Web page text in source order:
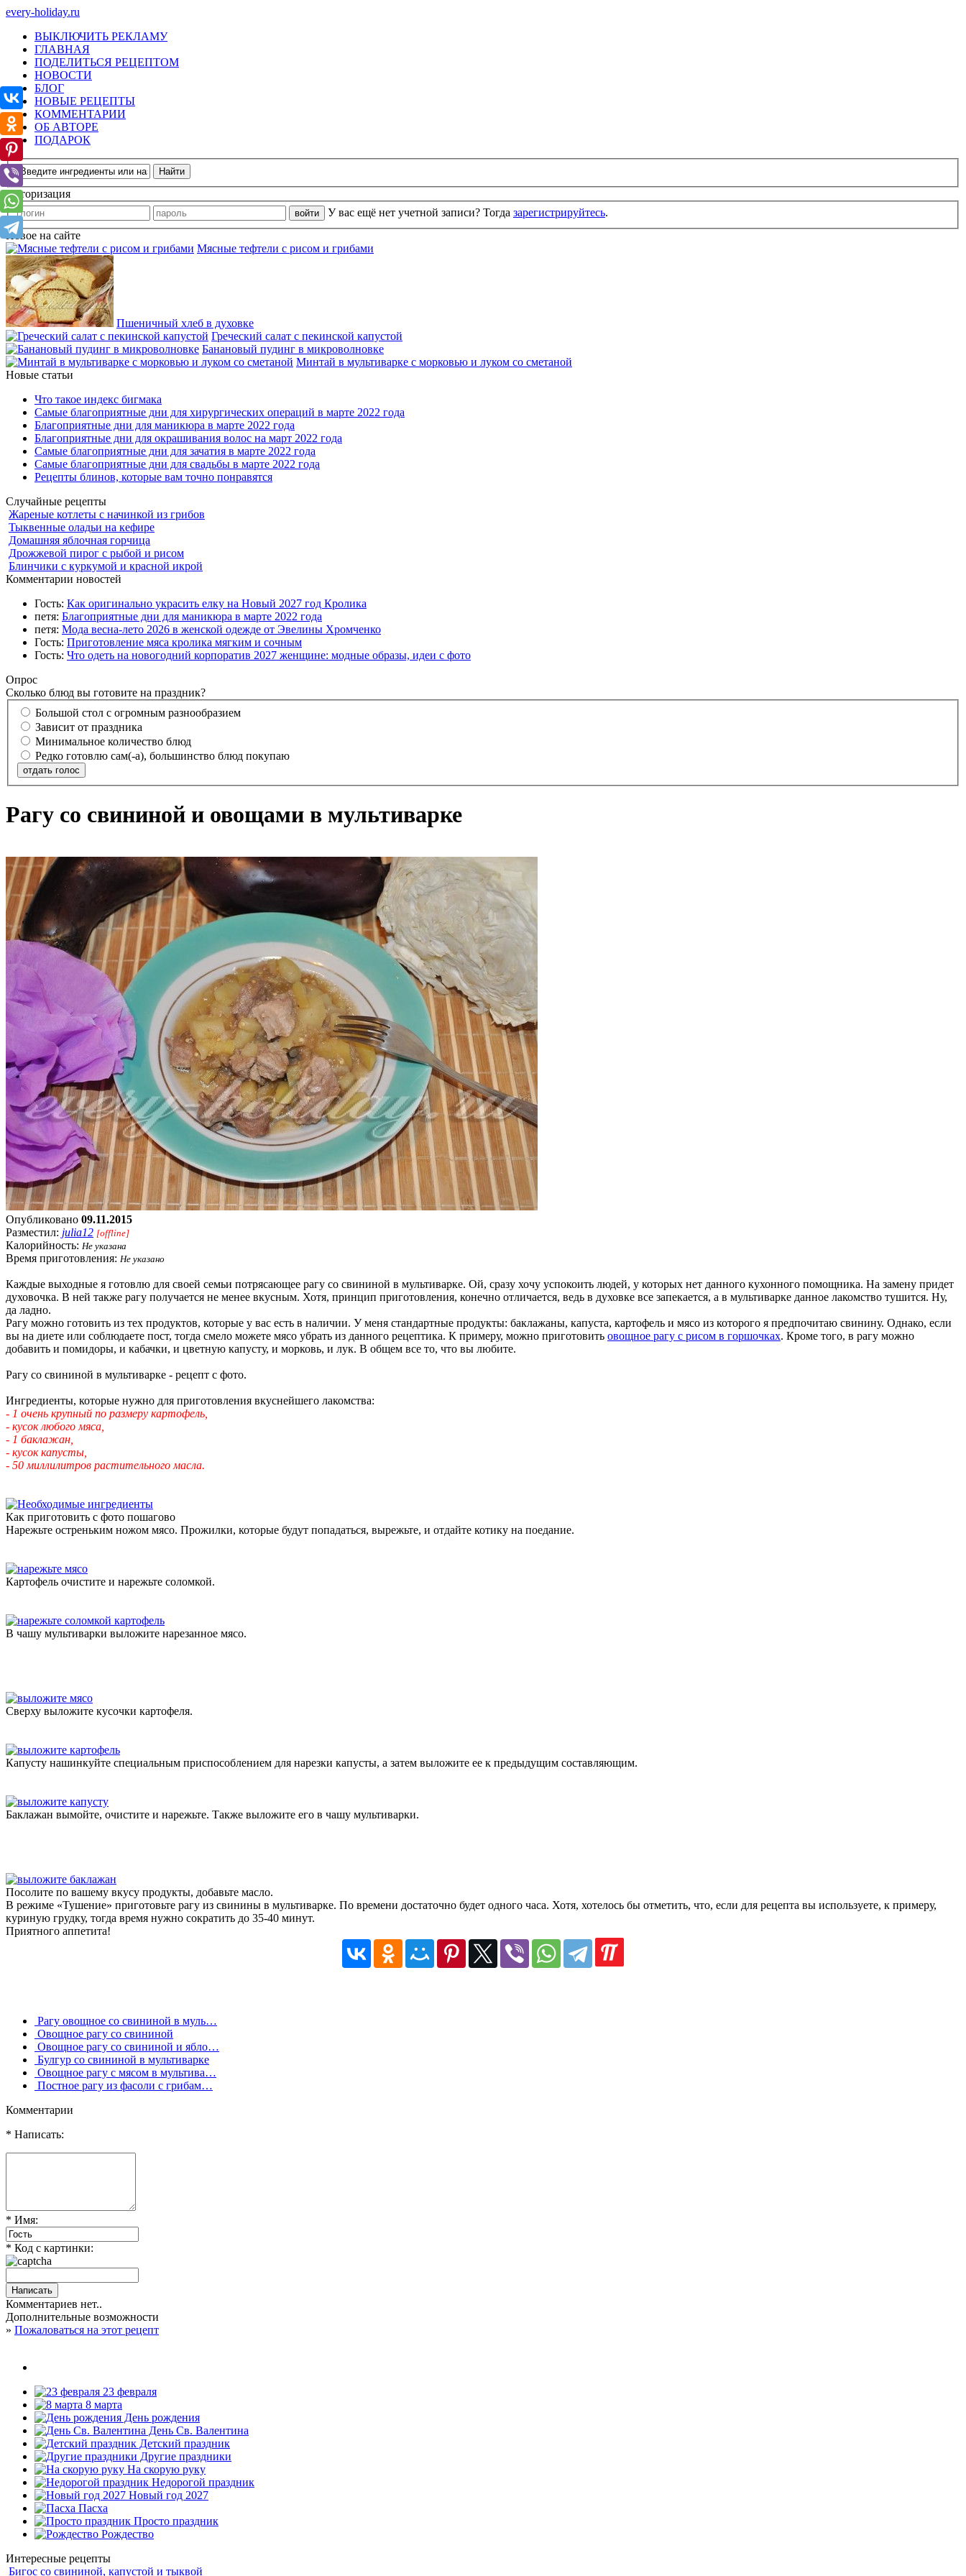
every-holiday.ru
ВЫКЛЮЧИТЬ РЕКЛАМУ
ГЛАВНАЯ
ПОДЕЛИТЬСЯ РЕЦЕПТОМ
НОВОСТИ
БЛОГ
НОВЫЕ РЕЦЕПТЫ
КОММЕНТАРИИ
ОБ АВТОРЕ
ПОДАРОК
Авторизация
У вас ещё нет учетной записи? Тогда зарегистрируйтесь.
Новое на сайте
Мясные тефтели с рисом и грибами
Пшеничный хлеб в духовке
Греческий салат с пекинской капустой
Банановый пудинг в микроволновке
Минтай в мультиварке с морковью и луком со сметаной
Новые статьи
Что такое индекс бигмака
Самые благоприятные дни для хирургических операций в марте 2022 года
Благоприятные дни для маникюра в марте 2022 года
Благоприятные дни для окрашивания волос на март 2022 года
Самые благоприятные дни для зачатия в марте 2022 года
Самые благоприятные дни для свадьбы в марте 2022 года
Рецепты блинов, которые вам точно понравятся
Случайные рецепты
Жареные котлеты с начинкой из грибов
Тыквенные оладьи на кефире
Домашняя яблочная горчица
Дрожжевой пирог с рыбой и рисом
Блинчики с куркумой и красной икрой
Комментарии новостей
Гость: Как оригинально украсить елку на Новый 2027 год Кролика
петя: Благоприятные дни для маникюра в марте 2022 года
петя: Мода весна-лето 2026 в женской одежде от Эвелины Хромченко
Гость: Приготовление мяса кролика мягким и сочным
Гость: Что одеть на новогодний корпоратив 2027 женщине: модные образы, идеи с фото
Опрос
Сколько блюд вы готовите на праздник?
Большой стол с огромным разнообразием
Зависит от праздника
Минимальное количество блюд
Редко готовлю сам(-а), большинство блюд покупаю
отдать голос
Рагу со свининой и овощами в мультиварке
Опубликовано 09.11.2015
Разместил: julia12 [offline]
Калорийность: Не указана
Время приготовления: Не указано
Каждые выходные я готовлю для своей семьи потрясающее рагу со свининой в мультиварке. Ой, сразу хочу успокоить людей, у которых нет данного кухонного помощника. На замену придет
духовочка. В ней также рагу получается не менее вкусным. Хотя, принцип приготовления, конечно отличается, ведь в духовке все запекается, а в мультиварке данное лакомство тушится. Ну,
да ладно.
Рагу можно готовить из тех продуктов, которые у вас есть в наличии. У меня стандартные продукты: баклажаны, капуста, картофель и мясо из которого я предпочитаю свинину. Однако, если
вы на диете или соблюдаете пост, тогда смело можете мясо убрать из данного рецептика. К примеру, можно приготовить овощное рагу с рисом в горшочках. Кроме того, в рагу можно
добавить и помидоры, и кабачки, и цветную капусту, и морковь, и лук. В общем все то, что вы любите.
Рагу со свининой в мультиварке - рецепт с фото.
Ингредиенты, которые нужно для приготовления вкуснейшего лакомства:
- 1 очень крупный по размеру картофель,
- кусок любого мяса,
- 1 баклажан,
- кусок капусты,
- 50 миллилитров растительного масла.
Как приготовить с фото пошагово
Нарежьте остреньким ножом мясо. Прожилки, которые будут попадаться, вырежьте, и отдайте котику на поедание.
Картофель очистите и нарежьте соломкой.
В чашу мультиварки выложите нарезанное мясо.
Сверху выложите кусочки картофеля.
Капусту нашинкуйте специальным приспособлением для нарезки капусты, а затем выложите ее к предыдущим составляющим.
Баклажан вымойте, очистите и нарежьте. Также выложите его в чашу мультиварки.
Посолите по вашему вкусу продукты, добавьте масло.
В режиме «Тушение» приготовьте рагу из свинины в мультиварке. По времени достаточно будет одного часа. Хотя, хотелось бы отметить, что, если для рецепта вы используете, к примеру,
куриную грудку, тогда время нужно сократить до 35-40 минут.
Приятного аппетита!
Рагу овощное со свининой в муль…
Овощное рагу со свининой
Овощное рагу со свининой и ябло…
Булгур со свининой в мультиварке
Овощное рагу с мясом в мультива…
Постное рагу из фасоли с грибам…
Комментарии
* Написать:
* Имя:
* Код с картинки:
Комментариев нет..
Дополнительные возможности
» Пожаловаться на этот рецепт
23 февраля
8 марта
День рождения
День Св. Валентина
Детский праздник
Другие праздники
На скорую руку
Недорогой праздник
Новый год 2027
Пасха
Просто праздник
Рождество
Интересные рецепты
Бигос со свининой, капустой и тыквой